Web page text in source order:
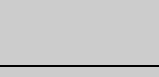
沒和「珠海漁女